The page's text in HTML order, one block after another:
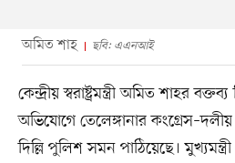
অমিত শাহ ছবি: এএনআই
কেন্দ্রীয় স্বরাষ্ট্রমন্ত্রী অমিত শাহর
অভিযোগে তেলেঙ্গানার কংগ্রেস–দলীয়
দিল্লি পুলিশ সমন পাঠিয়েছে।